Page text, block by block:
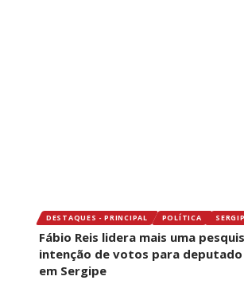
DESTAQUES - PRINCIPAL POLÍTICA
Fábio Reis lidera mais uma
intenção de votos para
em Sergipe